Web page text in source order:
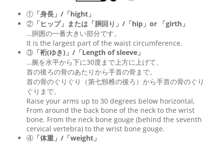
① 「身長」/「hight」
② 「ヒップ」または「胴回り」/「hip 」or 「girth 」
…胴囲の一番大きい部分です。
It is the largest part of the waist circumference.
③ 「裄(ゆき)」/「Length of sleeve」
…腕を水平から下に30度まで上方に上げて、
首の後ろの骨のあたりから手首の骨まで。
首の骨のぐりぐり（第七頸椎の後ろ）から手首の骨のぐり
ぐりまで。
Raise your arms up to 30 degrees below horizontal,
From around the back bone of the neck to the wrist
bone. From the neck bone gouge (behind the seventh
cervical vertebra) to the wrist bone gouge.
④ 「体重」/「weight」